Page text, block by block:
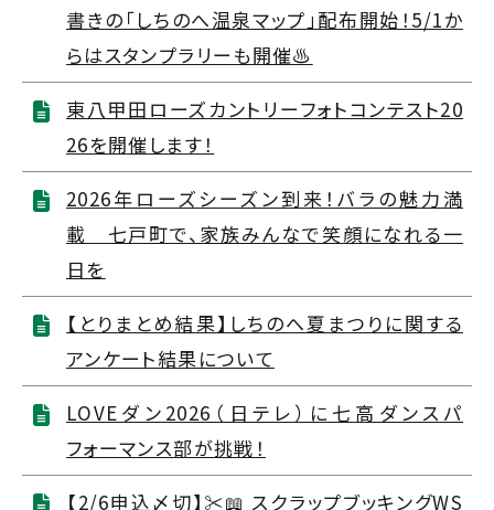
書きの「しちのへ温泉マップ」配布開始！5/1か
らはスタンプラリーも開催♨️
東八甲田ローズカントリーフォトコンテスト20
26を開催します！
2026年ローズシーズン到来！バラの魅力満
載 七戸町で、家族みんなで笑顔になれる一
日を
【とりまとめ結果】しちのへ夏まつりに関する
アンケート結果について
LOVEダン2026（日テレ）に七高ダンスパ
フォーマンス部が挑戦！
【2/6申込〆切】✂️📖 スクラップブッキングWS